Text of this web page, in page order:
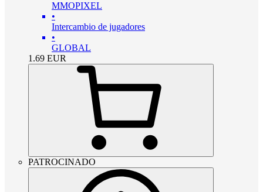
MMOPIXEL
•
Intercambio de jugadores
•
GLOBAL
1.69 EUR
PATROCINADO